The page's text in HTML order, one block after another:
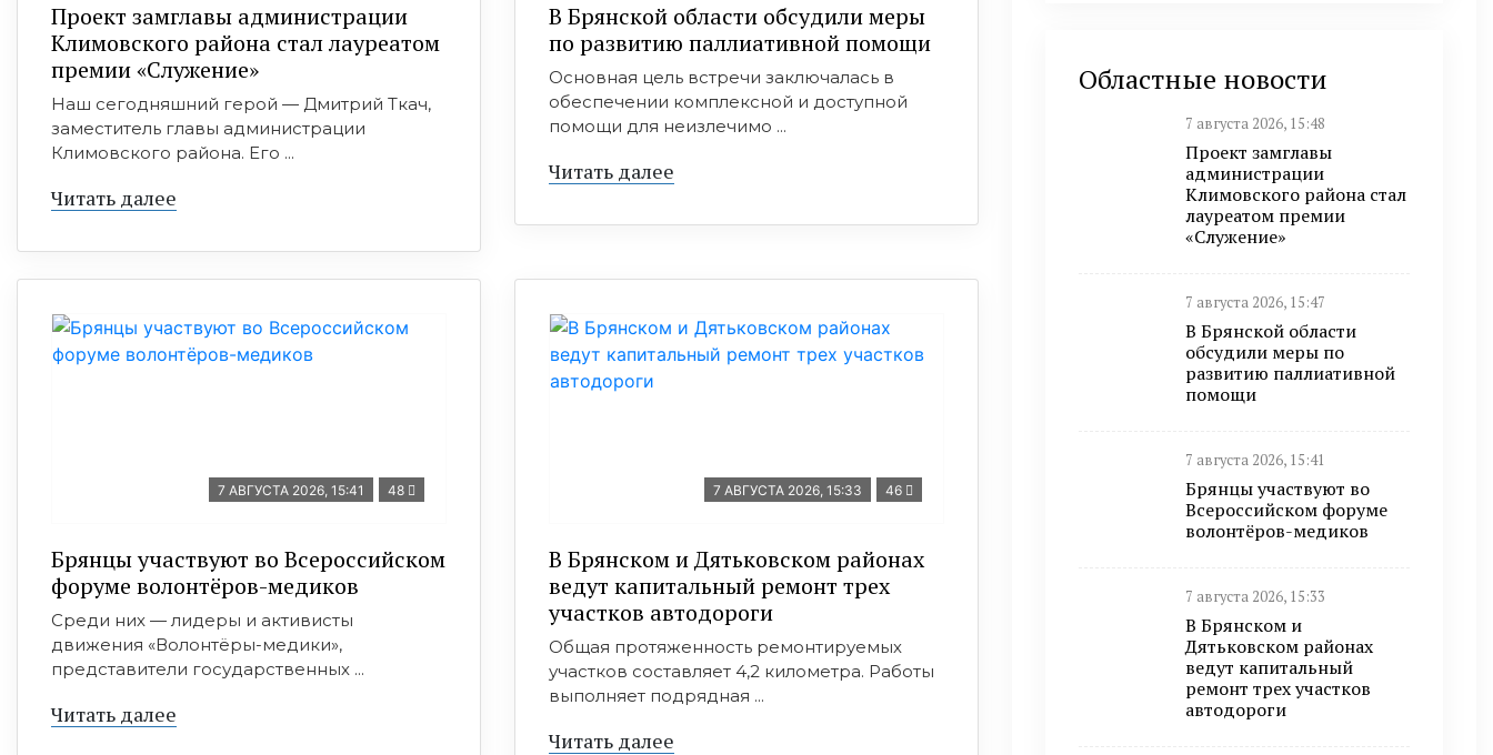
Проект замглавы администрации
Климовского района стал лауреатом
премии «Служение»
Наш сегодняшний герой — Дмитрий Ткач,
заместитель главы администрации
Климовского района. Его ...
Читать далее
В Брянской области обсудили меры
по развитию паллиативной помощи
Основная цель встречи заключалась в
обеспечении комплексной и доступной
помощи для неизлечимо ...
Читать далее
7 АВГУСТА 2026, 15:41 48
Брянцы участвуют во Всероссийском
форуме волонтёров-медиков
Среди них — лидеры и активисты
движения «Волонтёры-медики»,
представители государственных ...
Читать далее
7 АВГУСТА 2026, 15:33 46
В Брянском и Дятьковском районах
ведут капитальный ремонт трех
участков автодороги
Общая протяженность ремонтируемых
участков составляет 4,2 километра. Работы
выполняет подрядная ...
Читать далее
Областные новости
7 августа 2026, 15:48
Проект замглавы
администрации
Климовского района стал
лауреатом премии
«Служение»
7 августа 2026, 15:47
В Брянской области
обсудили меры по
развитию паллиативной
помощи
7 августа 2026, 15:41
Брянцы участвуют во
Всероссийском форуме
волонтёров-медиков
7 августа 2026, 15:33
В Брянском и
Дятьковском районах
ведут капитальный
ремонт трех участков
автодороги